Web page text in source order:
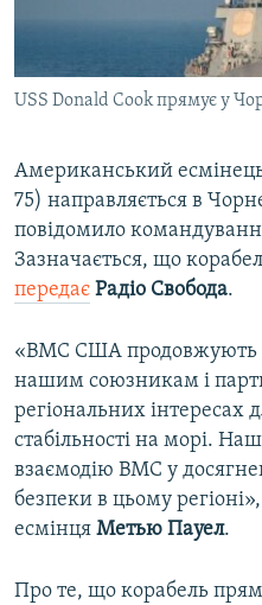
ВІДЕОУРОКИ «ELIFBE»
СВІДЧЕННЯ ОКУПАЦІЇ
УКРАЇНСЬКА ПРОБЛЕМА КРИМУ
Qırımtatar
Усі сайти RFE/RL
USS Donald Cook прямує у
Американський
75) направляється в
повідомило
Зазначається, що
передає Радіо Свобода.
«ВМС США продовжують
нашим союзникам і
регіональних інтересах
стабільності на морі.
взаємодію ВМС у
безпеки в цьому
есмінця Метью Пауел.
Про те, що корабель